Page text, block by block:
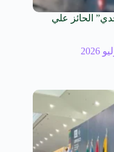
الحائز علي